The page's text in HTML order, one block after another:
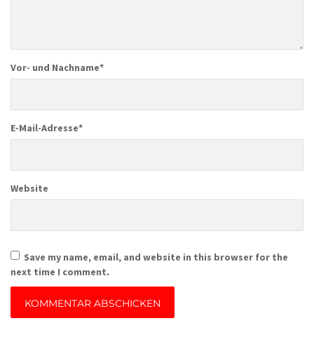
Vor- und Nachname*
E-Mail-Adresse*
Website
Save my name, email, and website in this browser for the
next time I comment.